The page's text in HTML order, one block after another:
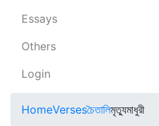
Essays
Others
Login
HomeVersesচৈতালিমৃত্যুমাধুরী